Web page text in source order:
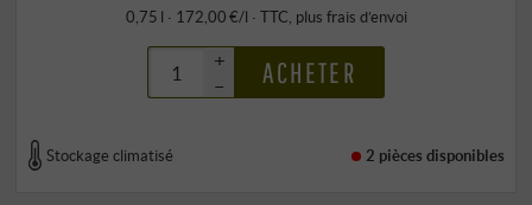
0,75 l · 172,00 €/l · TTC, plus frais d’envoi
+
–
ACHETER
Stockage climatisé 2 pièces disponibles